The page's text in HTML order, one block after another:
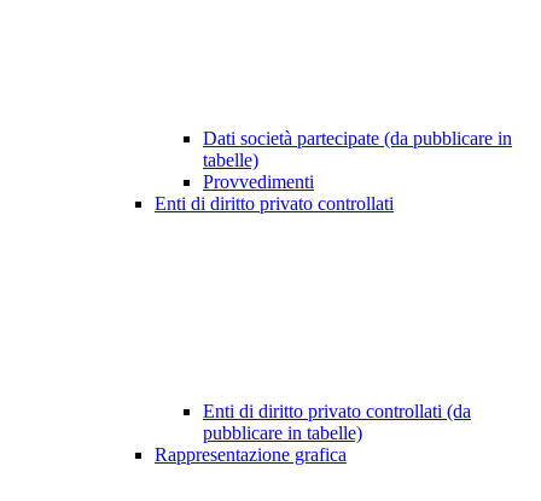
Dati società partecipate (da pubblicare in
tabelle)
Provvedimenti
Enti di diritto privato controllati
Enti di diritto privato controllati (da
pubblicare in tabelle)
Rappresentazione grafica